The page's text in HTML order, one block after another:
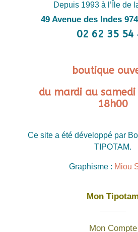
Depuis 1993 à l’Île de
49 Avenue des Indes
02 62 35 54
boutique
du mardi au
18h00
Ce site a été développé par
TIPOTAM.
Graphisme : Miou
Mon Tipotam
Mon Compte